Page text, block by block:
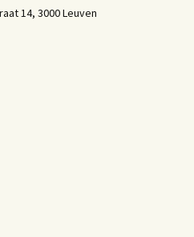
14, 3000 Leuven